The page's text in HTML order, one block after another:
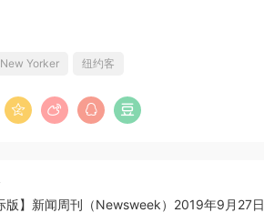
Yorker 纽约客
版】新闻周刊（Newsweek）2019年9月27日